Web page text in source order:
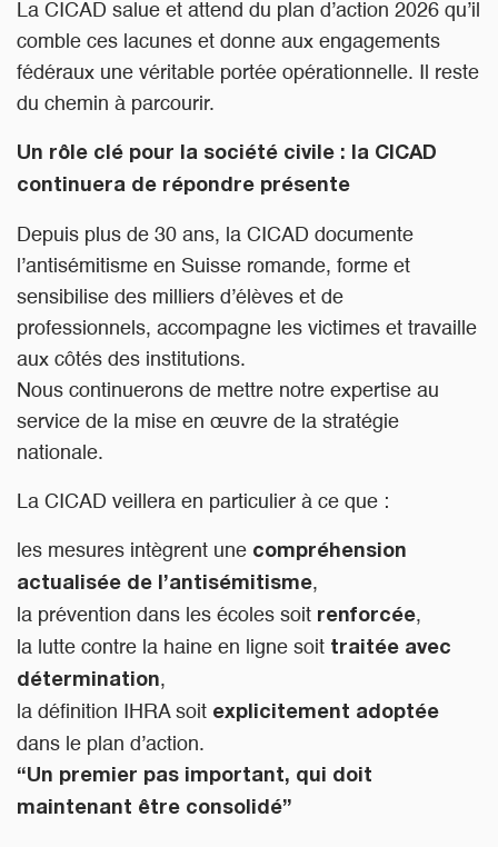
La CICAD salue et attend du plan d’action 2026 qu’il
comble ces lacunes et donne aux engagements
fédéraux une véritable portée opérationnelle. Il reste
du chemin à parcourir.
Un rôle clé pour la société civile : la CICAD
continuera de répondre présente
Depuis plus de 30 ans, la CICAD documente
l’antisémitisme en Suisse romande, forme et
sensibilise des milliers d’élèves et de
professionnels, accompagne les victimes et travaille
aux côtés des institutions.
Nous continuerons de mettre notre expertise au
service de la mise en œuvre de la stratégie
nationale.
La CICAD veillera en particulier à ce que :
les mesures intègrent une compréhension
actualisée de l’antisémitisme,
la prévention dans les écoles soit renforcée,
la lutte contre la haine en ligne soit traitée avec
détermination,
la définition IHRA soit explicitement adoptée
dans le plan d’action.
“Un premier pas important, qui doit
maintenant être consolidé”